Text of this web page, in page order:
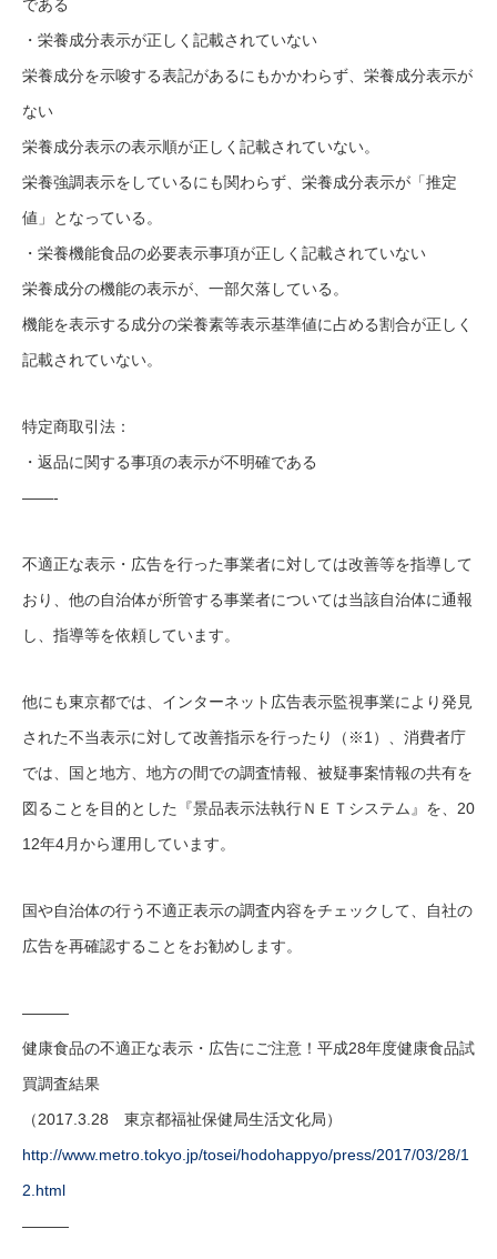
である
・栄養成分表示が正しく記載されていない
栄養成分を示唆する表記があるにもかかわらず、栄養成分表示が
ない
栄養成分表示の表示順が正しく記載されていない。
栄養強調表示をしているにも関わらず、栄養成分表示が「推定
値」となっている。
・栄養機能食品の必要表示事項が正しく記載されていない
栄養成分の機能の表示が、一部欠落している。
機能を表示する成分の栄養素等表示基準値に占める割合が正しく
記載されていない。
特定商取引法：
・返品に関する事項の表示が不明確である
——-
不適正な表示・広告を行った事業者に対しては改善等を指導して
おり、他の自治体が所管する事業者については当該自治体に通報
し、指導等を依頼しています。
他にも東京都では、インターネット広告表示監視事業により発見
された不当表示に対して改善指示を行ったり（※1）、消費者庁
では、国と地方、地方の間での調査情報、被疑事案情報の共有を
図ることを目的とした『景品表示法執行ＮＥＴシステム』を、20
12年4月から運用しています。
国や自治体の行う不適正表示の調査内容をチェックして、自社の
広告を再確認することをお勧めします。
———
健康食品の不適正な表示・広告にご注意！平成28年度健康食品試
買調査結果
（2017.3.28 東京都福祉保健局生活文化局）
http://www.metro.tokyo.jp/tosei/hodohappyo/press/2017/03/28/1
2.html
———